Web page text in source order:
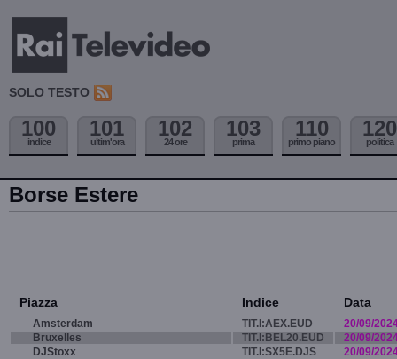
SOLO TESTO
100
indice
101
ultim'ora
102
24 ore
103
prima
110
primo piano
120
politica
Borse Estere
Piazza Indice Data
Amsterdam TIT.I:AEX.EUD
20/09/
Bruxelles
TIT.I:BEL20.EUD
20/09/
DJStoxx
TIT.I:SX5E.DJS
20/09/